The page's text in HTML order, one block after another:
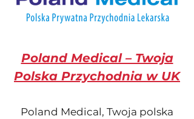
Poland Medical – Twoja
Polska Przychodnia w UK
Poland Medical, Twoja polska